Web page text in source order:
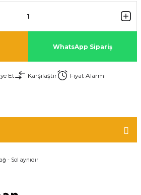
WhatsApp Sipariş
Et Karşılaştır
Fiyat Alarmı
- Sol aynıdır